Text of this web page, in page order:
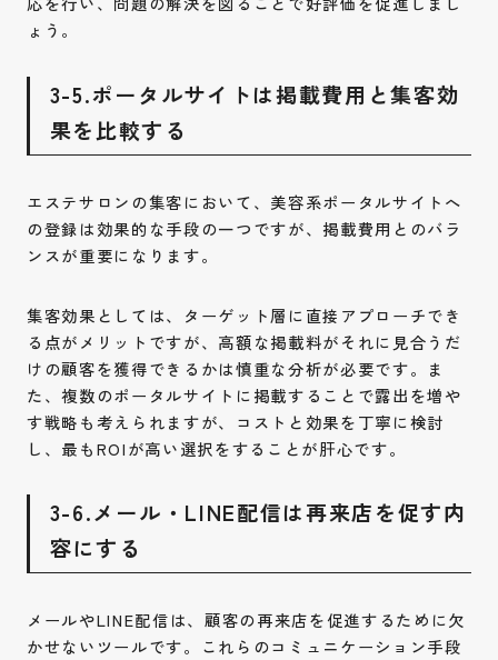
ょう。
3-5.ポータルサイトは掲載費用と集客効
果を比較する
エステサロンの集客において、美容系ポータルサイトへ
の登録は効果的な手段の一つですが、掲載費用とのバラ
ンスが重要になります。
集客効果としては、ターゲット層に直接アプローチでき
る点がメリットですが、高額な掲載料がそれに見合うだ
けの顧客を獲得できるかは慎重な分析が必要です。ま
た、複数のポータルサイトに掲載することで露出を増や
す戦略も考えられますが、コストと効果を丁寧に検討
し、最もROIが高い選択をすることが肝心です。
3-6.メール・LINE配信は再来店を促す内
容にする
メールやLINE配信は、顧客の再来店を促進するために欠
かせないツールです。これらのコミュニケーション手段